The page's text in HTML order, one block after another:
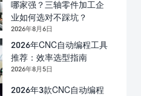
哪家强？三轴零件加工企
业如何选对不踩坑？
2026年8月6日
2026年CNC自动编程工具
推荐：效率选型指南
2026年8月5日
2026年3款CNC自动编程